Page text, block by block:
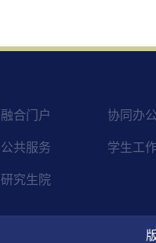
融合门户 协同办公
公共服务 学生工
研究生院